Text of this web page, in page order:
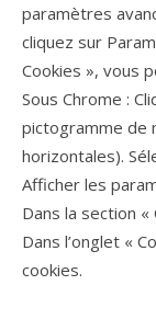
paramètres
cliquez sur
Cookies », vous
Sous Chrome :
pictogramme de
horizontales).
Afficher les
Dans la section
Dans l’onglet «
cookies.